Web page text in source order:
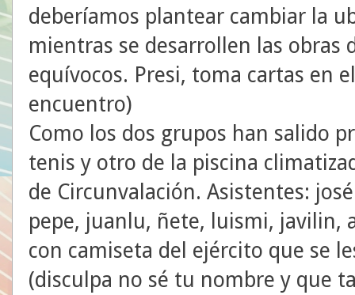
deberíamos plantear cambiar la
mientras se desarrollen las obras
equívocos. Presi, toma cartas en
encuentro)
Como los dos grupos han salido
tenis y otro de la piscina
de Circunvalación. Asistentes:
pepe, juanlu, ñete, luismi, javilin,
con camiseta del ejército que se
(disculpa no sé tu nombre y que